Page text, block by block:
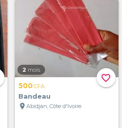
favorite_border
2 mois
500CFA
Bandeau
location_on Abidjan, Côte d'Ivoire